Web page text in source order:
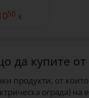
50 €
да купите от
продукти, от
ограда) на